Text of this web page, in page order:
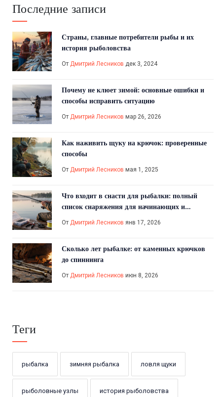
Последние записи
Страны, главные потребители рыбы и их
история рыболовства
От Дмитрий Лесников дек 3, 2024
Почему не клюет зимой: основные ошибки и
способы исправить ситуацию
От Дмитрий Лесников мар 26, 2026
Как наживить щуку на крючок: проверенные
способы
От Дмитрий Лесников мая 1, 2025
Что входит в снасти для рыбалки: полный
список снаряжения для начинающих и
От Дмитрий Лесников янв 17, 2026
Сколько лет рыбалке: от каменных крючков
до спиннинга
От Дмитрий Лесников июн 8, 2026
Теги
рыбалка зимняя рыбалка ловля щуки
рыболовные узлы история рыболовства